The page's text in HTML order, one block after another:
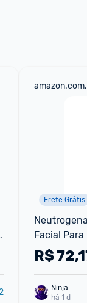
Frete Grátis
Facial Para
FPS 70
de 40g
R$
há 1 d